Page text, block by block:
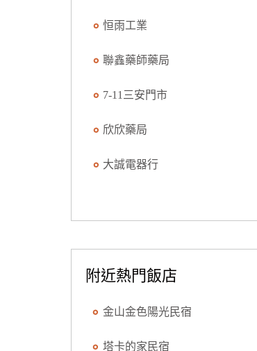
恒雨工業
聯鑫藥師藥局
7-11三安門市
欣欣藥局
大誠電器行
附近熱門飯店
金山金色陽光民宿
塔卡的家民宿